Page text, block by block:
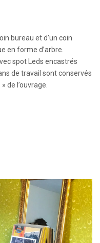
bureau et d’un coin
en forme d’arbre.
spot Leds encastrés
de travail sont conservés
de l’ouvrage.